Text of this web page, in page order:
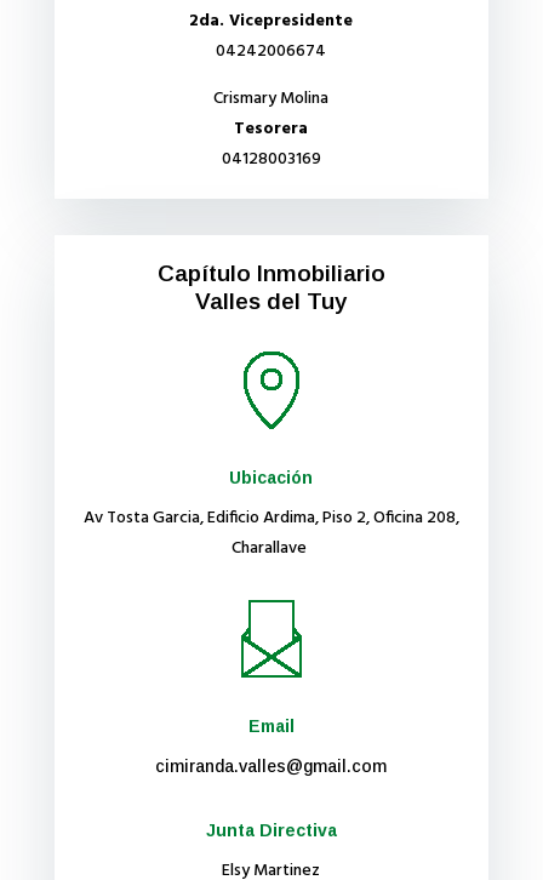
2da. Vicepresidente
04242006674
Crismary Molina
Tesorera
04128003169
Capítulo Inmobiliario
Valles del Tuy
Ubicación
Av Tosta Garcia, Edificio Ardima, Piso 2, Oficina 208,
Charallave
Email
cimiranda.valles@gmail.com
Junta Directiva
Elsy Martinez